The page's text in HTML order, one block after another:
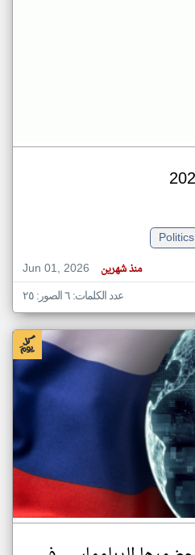
Politics
Jun 01, 2026
منذ شهرين
عدد الكلمات: ٦ الصور: ٢٥